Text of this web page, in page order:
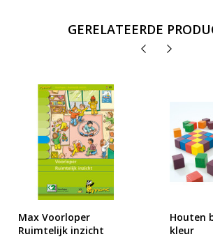
GERELATEERDE
Max Voorloper
Ruimtelijk inzicht
Houten
kleur